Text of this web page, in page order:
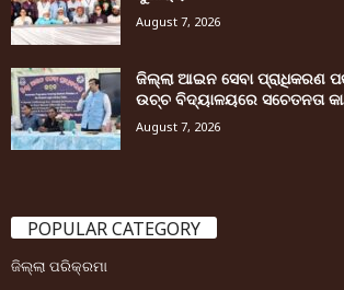
August 7, 2026
ଜିଲ୍ଲା ଆଇନ ସେବା ପ୍ରାଧିକରଣ
ଉଚ୍ଚ ବିଦ୍ୟାଳୟରେ ସଚେତନତା
August 7, 2026
POPULAR CATEGORY
ଜିଲ୍ଲା ପରିକ୍ରମା